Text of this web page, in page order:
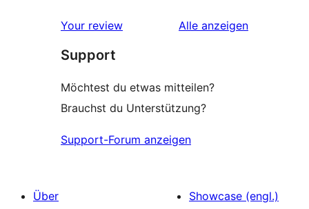
Rezensionen
Your review Alle Rezensionen
anzeigen
Support
Möchtest du etwas mitteilen?
Brauchst du Unterstützung?
Support-Forum anzeigen
Über
Showcase (engl.)